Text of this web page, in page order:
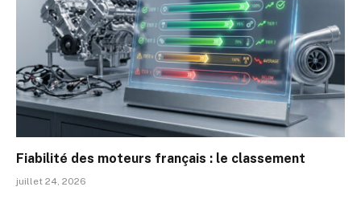
Fiabilité des moteurs français : le classement
juillet 24, 2026